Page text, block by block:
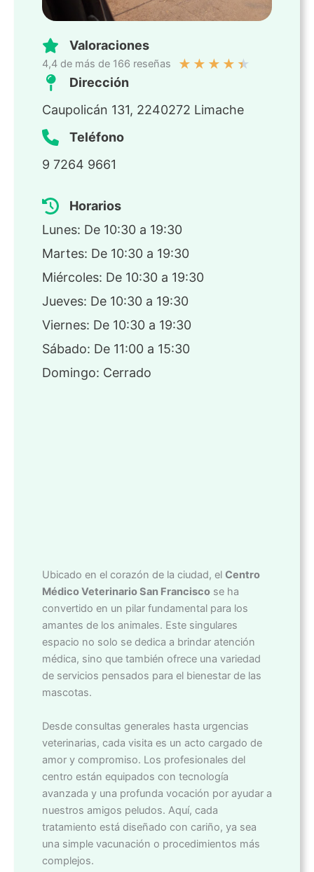
Valoraciones
4,4 de más de 166 reseñas ★ ★ ★ ★ ★
Dirección
Caupolicán 131, 2240272 Limache
Teléfono
9 7264 9661
Horarios
Lunes: De 10:30 a 19:30
Martes: De 10:30 a 19:30
Miércoles: De 10:30 a 19:30
Jueves: De 10:30 a 19:30
Viernes: De 10:30 a 19:30
Sábado: De 11:00 a 15:30
Domingo: Cerrado
Ubicado en el corazón de la ciudad, el Centro
Médico Veterinario San Francisco se ha
convertido en un pilar fundamental para los
amantes de los animales. Este singulares
espacio no solo se dedica a brindar atención
médica, sino que también ofrece una variedad
de servicios pensados para el bienestar de las
mascotas.
Desde consultas generales hasta urgencias
veterinarias, cada visita es un acto cargado de
amor y compromiso. Los profesionales del
centro están equipados con tecnología
avanzada y una profunda vocación por ayudar a
nuestros amigos peludos. Aquí, cada
tratamiento está diseñado con cariño, ya sea
una simple vacunación o procedimientos más
complejos.